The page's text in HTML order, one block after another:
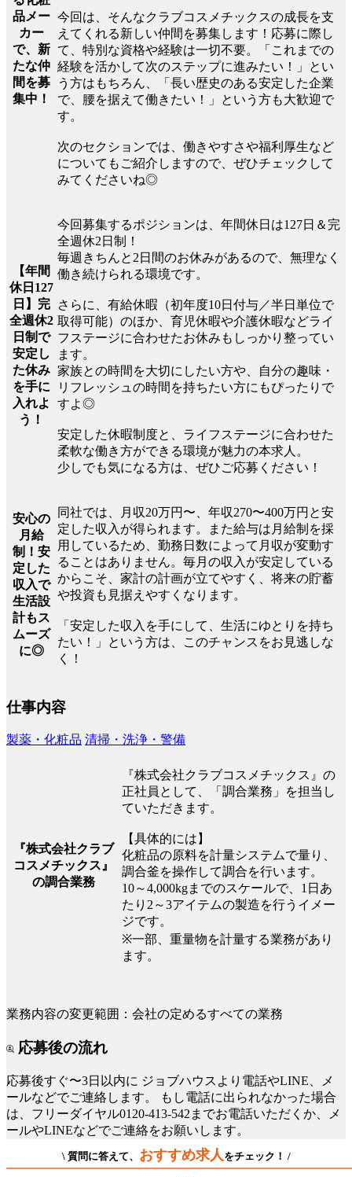
品メー
カー
で、新
たな仲
間を募
集中！
今回は、そんなクラブコスメチックスの成長を支
えてくれる新しい仲間を募集します！応募に際し
て、特別な資格や経験は一切不要。「これまでの
経験を活かして次のステップに進みたい！」とい
う方はもちろん、「長い歴史のある安定した企業
で、腰を据えて働きたい！」という方も大歓迎で
す。
次のセクションでは、働きやすさや福利厚生など
についてもご紹介しますので、ぜひチェックして
みてくださいね◎
【年間
休日127
日】完
全週休2
日制で
安定し
た休み
を手に
入れよ
う！
今回募集するポジションは、年間休日は127日＆完
全週休2日制！
毎週きちんと2日間のお休みがあるので、無理なく
働き続けられる環境です。
さらに、有給休暇（初年度10日付与／半日単位で
取得可能）のほか、育児休暇や介護休暇などライ
フステージに合わせたお休みもしっかり整ってい
ます。
家族との時間を大切にしたい方や、自分の趣味・
リフレッシュの時間を持ちたい方にもぴったりで
すよ◎
安定した休暇制度と、ライフステージに合わせた
柔軟な働き方ができる環境が魅力の本求人。
少しでも気になる方は、ぜひご応募ください！
安心の
月給
制！安
定した
収入で
生活設
計もス
ムーズ
に◎
同社では、月収20万円〜、年収270〜400万円と安
定した収入が得られます。また給与は月給制を採
用しているため、勤務日数によって月収が変動す
ることはありません。毎月の収入が安定している
からこそ、家計の計画が立てやすく、将来の貯蓄
や投資も見据えやすくなります。
「安定した収入を手にして、生活にゆとりを持ち
たい！」という方は、このチャンスをお見逃しな
く！
仕事内容
製薬・化粧品 清掃・洗浄・警備
『株式会社クラブ
コスメチックス』
の調合業務
『株式会社クラブコスメチックス』の
正社員として、「調合業務」を担当し
ていただきます。
【具体的には】
化粧品の原料を計量システムで量り、
調合釜を操作して調合を行います。
10～4,000kgまでのスケールで、1日あ
たり2～3アイテムの製造を行うイメー
ジです。
※一部、重量物を計量する業務があり
ます。
業務内容の変更範囲：会社の定めるすべての業務
応募後の流れ
応募後すぐ〜3日以内に ジョブハウスより電話やLINE、メ
ールなどでご連絡します。
もし電話に出られなかった場合
は、フリーダイヤル0120-413-542までお電話いただくか、メ
ールやLINEなどでご連絡をお願いします。
\ 質問に答えて、 おすすめ求人 をチェック！ /